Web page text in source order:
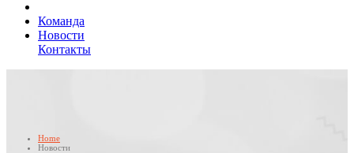
Команда
Новости
Контакты
Home
Новости